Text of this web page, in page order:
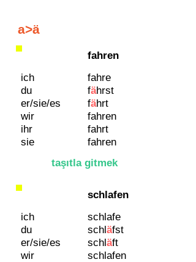
a>ä
fahren
ich
du
er/sie/es
wir
ihr
sie
fahre
f​ährst
fährt
fahren
fahrt
fahren
taşıtla gitmek
schlafen
ich
du
er/sie/es
wir
schlafe
schläfst
schläft
schlafen